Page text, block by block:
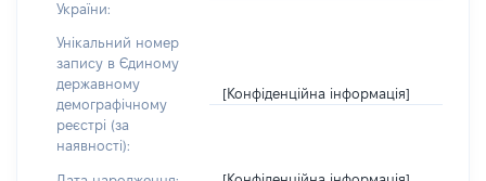
України:
Унікальний номер
запису в Єдиному
державному
демографічному
реєстрі (за
наявності):
[Конфіденційна інформація]